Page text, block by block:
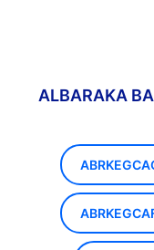
ALBARAKA